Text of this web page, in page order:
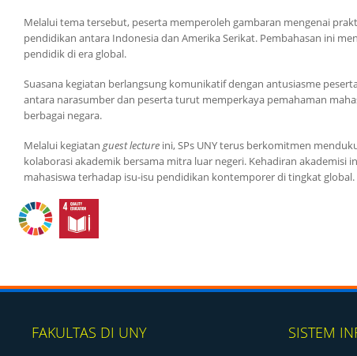
Melalui tema tersebut, peserta memperoleh gambaran mengenai
pendidikan antara Indonesia dan Amerika Serikat. Pembahasan ini
pendidik di era global.
Suasana kegiatan berlangsung komunikatif dengan antusiasme
antara narasumber dan peserta turut memperkaya pemahaman
berbagai negara.
Melalui kegiatan guest lecture ini, SPs UNY terus berkomitmen
kolaborasi akademik bersama mitra luar negeri. Kehadiran
mahasiswa terhadap isu-isu pendidikan kontemporer di tingkat global.
FAKULTAS DI UNY SISTEM